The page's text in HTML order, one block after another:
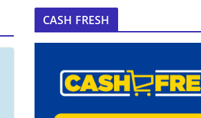
CASH FRESH